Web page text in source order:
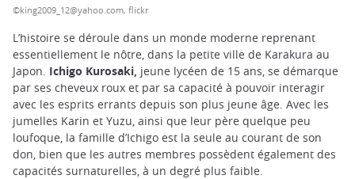
©king2009_12@yahoo.com, flickr
L’histoire se déroule dans un monde moderne reprenant
essentiellement le nôtre, dans la petite ville de Karakura au
Japon. Ichigo Kurosaki, jeune lycéen de 15 ans, se démarque
par ses cheveux roux et par sa capacité à pouvoir interagir
avec les esprits errants depuis son plus jeune âge. Avec les
jumelles Karin et Yuzu, ainsi que leur père quelque peu
loufoque, la famille d’Ichigo est la seule au courant de son
don, bien que les autres membres possèdent également des
capacités surnaturelles, à un degré plus faible.